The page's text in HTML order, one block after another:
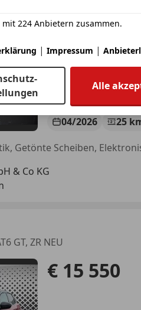
€ 18 880
04/2026 25
& Co KG
GT, ZR NEU
€ 15 550
224 Anbietern zusammen.
| Impressum |
Alle